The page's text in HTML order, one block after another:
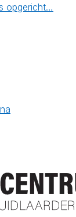
opgericht…